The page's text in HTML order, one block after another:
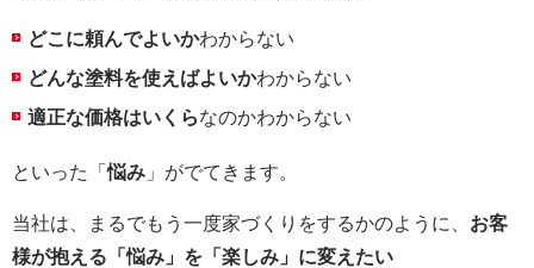
どこに頼んでよいかわからない
どんな塗料を使えばよいかわからない
適正な価格はいくらなのかわからない
といった「悩み 」がでてきます。
当社は、まるでもう一度家づくりをするかのように、 お客
様が抱える「悩み」を「楽しみ」に変えたい